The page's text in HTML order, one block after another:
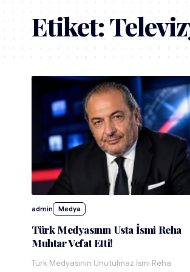
Etiket:
admin Medya
Türk Medyasının Usta İsmi Reha
Muhtar Vefat Etti!
Türk Medyasının Unutulmaz İsmi Reha